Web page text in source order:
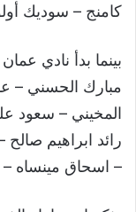
كامنج – سوديك
بينما بدأ نادي
مبارك الحسني –
المخيني – سعود
رائد ابراهيم
– اسحاق مينساه